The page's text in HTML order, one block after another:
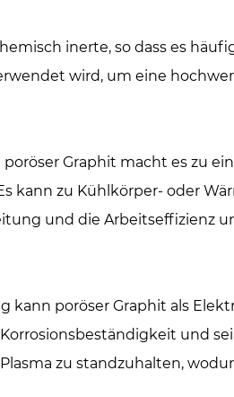
inerte, so dass es
wird, um eine
Graphit macht es zu
kann zu Kühlkörper- oder
und die Arbeitseffizienz
kann poröser Graphit als
und
zu standzuhalten,